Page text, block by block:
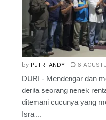
by PUTRI ANDY 6
DURI - Mendengar dan
derita seorang nenek
ditemani cucunya yang
Isra,...